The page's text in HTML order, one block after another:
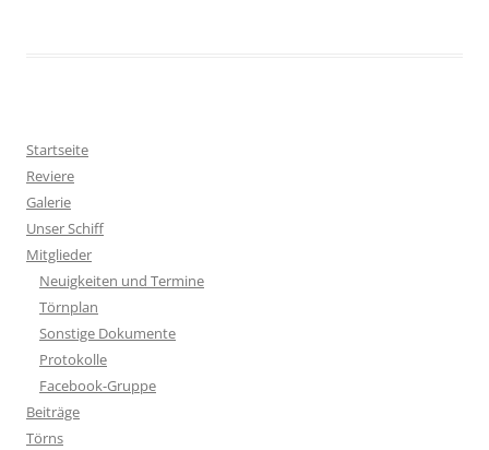
Startseite
Reviere
Galerie
Unser Schiff
Mitglieder
Neuigkeiten und Termine
Törnplan
Sonstige Dokumente
Protokolle
Facebook-Gruppe
Beiträge
Törns